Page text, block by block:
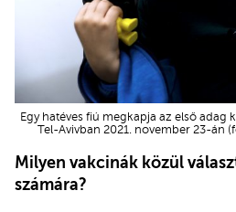
Egy hatéves fiú megkapja az első adag
Tel-Avivban 2021. november 23-án
Milyen vakcinák közül
számára?